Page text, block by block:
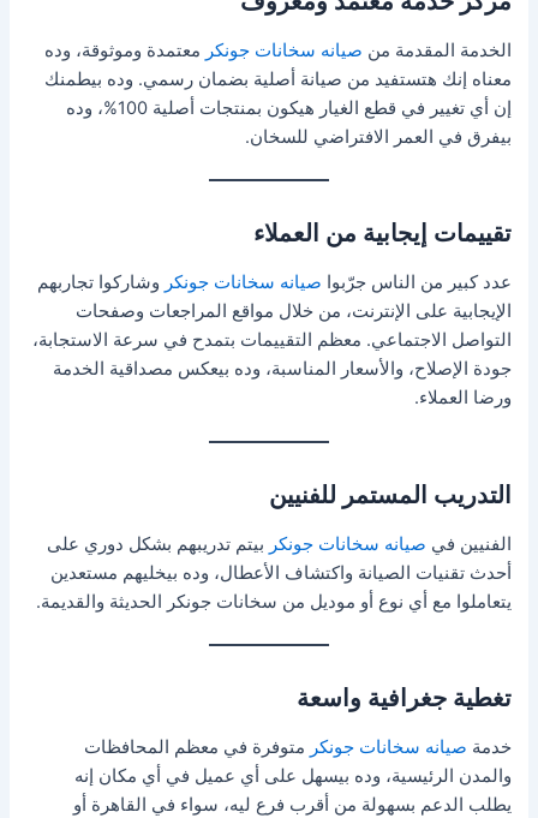
الخدمة المقدمة من صيانه سخانات جونكر معتمدة وموثوقة، وده
معناه إنك هتستفيد من صيانة أصلية بضمان رسمي. وده بيطمنك
إن أي تغيير في قطع الغيار هيكون بمنتجات أصلية 100%، وده
بيفرق في العمر الافتراضي للسخان.
تقييمات إيجابية من العملاء
عدد كبير من الناس جرّبوا صيانه سخانات جونكر وشاركوا تجاربهم
الإيجابية على الإنترنت، من خلال مواقع المراجعات وصفحات
التواصل الاجتماعي. معظم التقييمات بتمدح في سرعة الاستجابة،
جودة الإصلاح، والأسعار المناسبة، وده بيعكس مصداقية الخدمة
ورضا العملاء.
التدريب المستمر للفنيين
الفنيين في صيانه سخانات جونكر بيتم تدريبهم بشكل دوري على
أحدث تقنيات الصيانة واكتشاف الأعطال، وده بيخليهم مستعدين
يتعاملوا مع أي نوع أو موديل من سخانات جونكر الحديثة والقديمة.
تغطية جغرافية واسعة
خدمة صيانه سخانات جونكر متوفرة في معظم المحافظات
والمدن الرئيسية، وده بيسهل على أي عميل في أي مكان إنه
يطلب الدعم بسهولة من أقرب فرع ليه، سواء في القاهرة أو